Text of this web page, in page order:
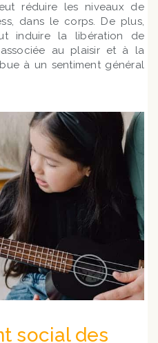
réduire les niveaux de
dans le corps. De plus,
induire la libération de
au plaisir et à la
à un sentiment général
social des